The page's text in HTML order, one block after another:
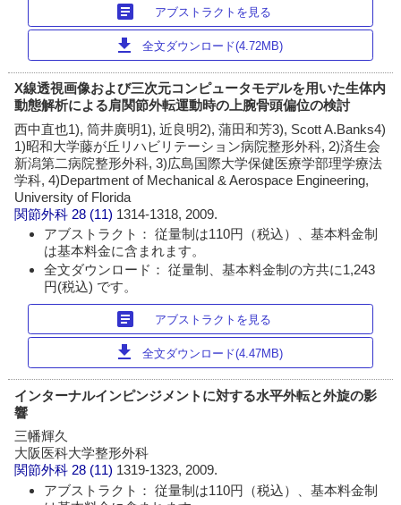
article アブストラクトを見る
download 全文ダウンロード(4.72MB)
X線透視画像および三次元コンピュータモデルを用いた生体内
動態解析による肩関節外転運動時の上腕骨頭偏位の検討
西中直也1), 筒井廣明1), 近良明2), 蒲田和芳3), Scott A.Banks4)
1)昭和大学藤が丘リハビリテーション病院整形外科, 2)済生会
新潟第二病院整形外科, 3)広島国際大学保健医療学部理学療法
学科, 4)Department of Mechanical & Aerospace Engineering,
University of Florida
関節外科 28 (11) 1314-1318, 2009.
アブストラクト： 従量制は110円（税込）、基本料金制
は基本料金に含まれます。
全文ダウンロード： 従量制、基本料金制の方共に1,243
円(税込) です。
article アブストラクトを見る
download 全文ダウンロード(4.47MB)
インターナルインピンジメントに対する水平外転と外旋の影
響
三幡輝久
大阪医科大学整形外科
関節外科 28 (11) 1319-1323, 2009.
アブストラクト： 従量制は110円（税込）、基本料金制